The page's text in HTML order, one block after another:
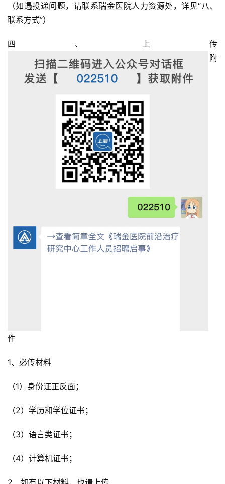
（如遇投递问题，请联系瑞金医院人力资源处，详见“八、
联系方式”）
四、上传
附
件
1、必传材料
（1）身份证正反面；
（2）学历和学位证书；
（3）语言类证书；
（4）计算机证书；